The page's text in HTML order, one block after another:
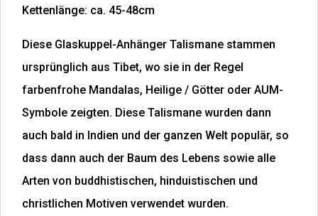
Kettenlänge: ca. 45-48cm
Diese Glaskuppel-Anhänger Talismane stammen
ursprünglich aus Tibet, wo sie in der Regel
farbenfrohe Mandalas, Heilige / Götter oder AUM-
Symbole zeigten. Diese Talismane wurden dann
auch bald in Indien und der ganzen Welt populär, so
dass dann auch der Baum des Lebens sowie alle
Arten von buddhistischen, hinduistischen und
christlichen Motiven verwendet wurden.